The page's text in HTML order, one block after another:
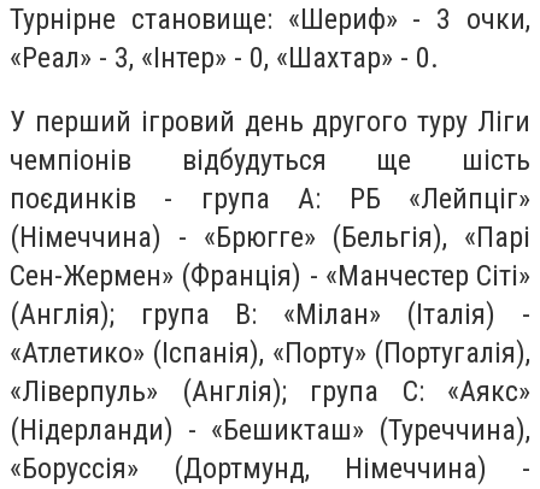
Турнірне становище: «Шериф» - 3 очки,
«Реал» - 3, «Інтер» - 0, «Шахтар» - 0.
У перший ігровий день другого туру Ліги
чемпіонів відбудуться ще шість
поєдинків - група А: РБ «Лейпціг»
(Німеччина) - «Брюгге» (Бельгія), «Парі
Сен-Жермен» (Франція) - «Манчестер Сіті»
(Англія); група В: «Мілан» (Італія) -
«Атлетико» (Іспанія), «Порту» (Португалія),
«Ліверпуль» (Англія); група С: «Аякс»
(Нідерланди) - «Бешикташ» (Туреччина),
«Боруссія» (Дортмунд, Німеччина) -